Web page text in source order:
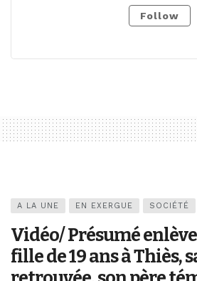
Follow
A LA UNE EN EXERGUE SOCIÉTÉ
Vidéo/ Présumé
fille de 19 ans à Thiès,